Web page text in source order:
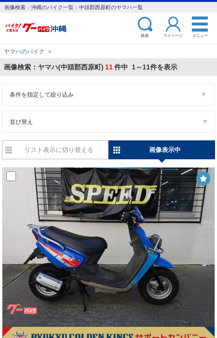
画像検索：沖縄のバイク一覧：中頭郡西原町のヤマハ一覧
検索 マイページ メニュー
ヤマハのバイク ＞
画像検索：ヤマハ(中頭郡西原町) 11件中 1～11件を表示
条件を指定して絞り込み
並び替え
リスト表示に切り替える 画像表示中